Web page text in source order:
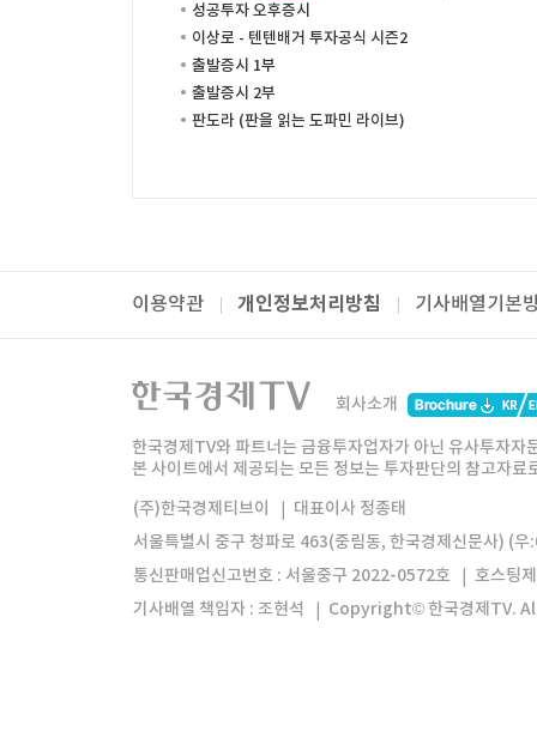
성공투자 오후증시
이상로 - 텐텐배거 투자공식 시즌2
출발증시 1부
출발증시 2부
판도라 (판을 읽는 도파민 라이브)
이용약관 개인정보처리방침 기사배열기본
패밀리사이트
한국경제TV
한경미디어그룹 한국경제신문 한국경제
모바일앱 한국경제TV앱
회사소개
한국경제TV와 파트너는 금융투자업자가 아닌 유사투자
본 사이트에서 제공되는 모든 정보는 투자판단의 참고자
(주)한국경제티브이
대표이사 정종태
서울특별시 중구 청파로 463(중림동, 한국경제신문사) (
통신판매업신고번호 : 서울중구 2022-0572호
호스팅
기사배열 책임자 : 조현석
Copyright© 한국경제TV.